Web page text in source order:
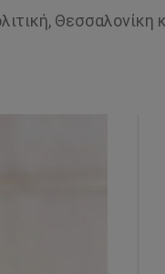
Θεσσαλονίκη